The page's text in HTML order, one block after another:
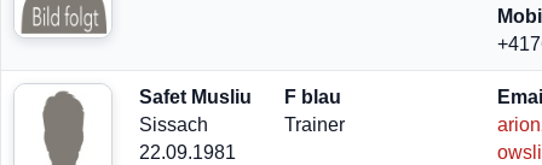
Safet Musliu
Sissach
22.09.1981
F blau
Trainer